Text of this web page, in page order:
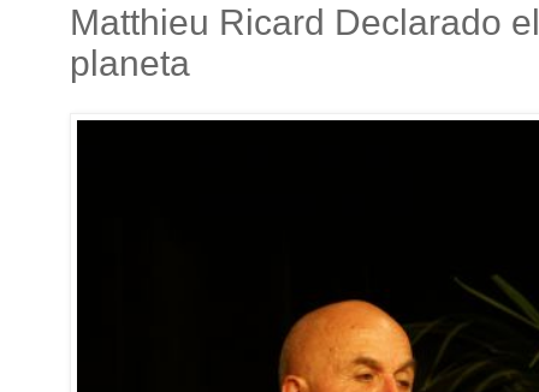
Matthieu Ricard Declarado
planeta